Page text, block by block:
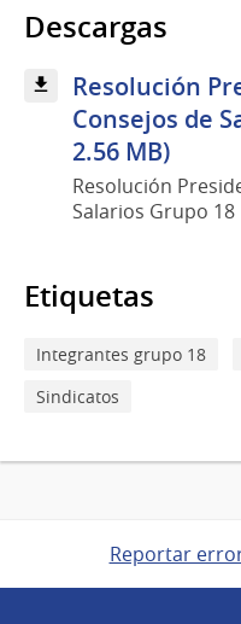
Descargas
Resolución
Consejos de
2.56 MB)
Resolución
Salarios Grupo 18
Etiquetas
Integrantes grupo 18
Sindicatos
Reportar